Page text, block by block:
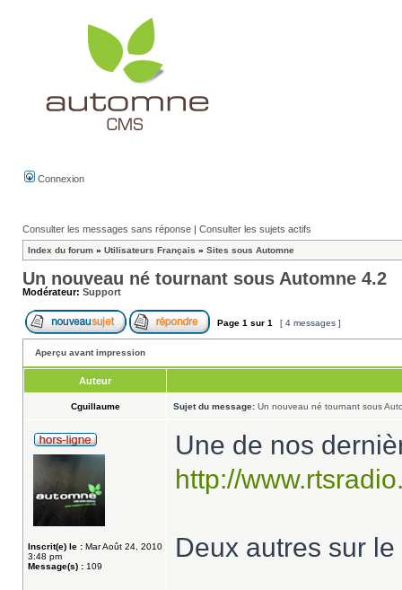
Connexion
Consulter les messages sans réponse | Consulter les sujets actifs
Index du forum » Utilisateurs Français » Sites sous Automne
Un nouveau né tournant sous Automne 4.2
Modérateur: Support
Page 1 sur 1 [ 4 messages ]
Aperçu avant impression
Auteur
Cguillaume Sujet du message: Un nouveau né tournant sous
Inscrit(e) le : Mar Août 24, 2010
3:48 pm
Message(s) : 109
Une de nos
http://
Deux autres sur